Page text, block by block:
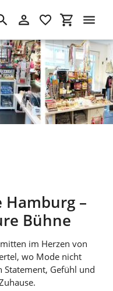
SuchenEinloggen
Hamburg –
Bühne
im Herzen von
wo Mode nicht
Statement, Gefühl und